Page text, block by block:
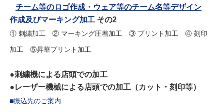
チーム等のロゴ作成・ウェア等のチーム名等デザイン
作成及びマーキング加工 その2
① 刺繍加工 ② マーキング圧着加工 ③ プリント加工 ④ 刻印
加工 ⑤昇華プリント加工
●刺繍機による店頭での加工
●レーザー機械による店頭での加工（カット・刻印等）
■振込先のご案内